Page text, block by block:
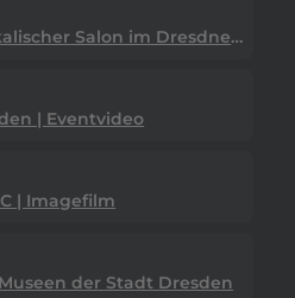
Mathematisch-Physikalischer Salon im Dresdner Zwinger
| Eventvideo
| Imagefilm
der Stadt Dresden